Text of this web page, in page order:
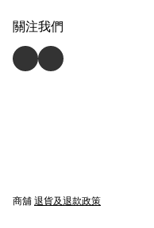
關注我們
商舖 退貨及退款政策